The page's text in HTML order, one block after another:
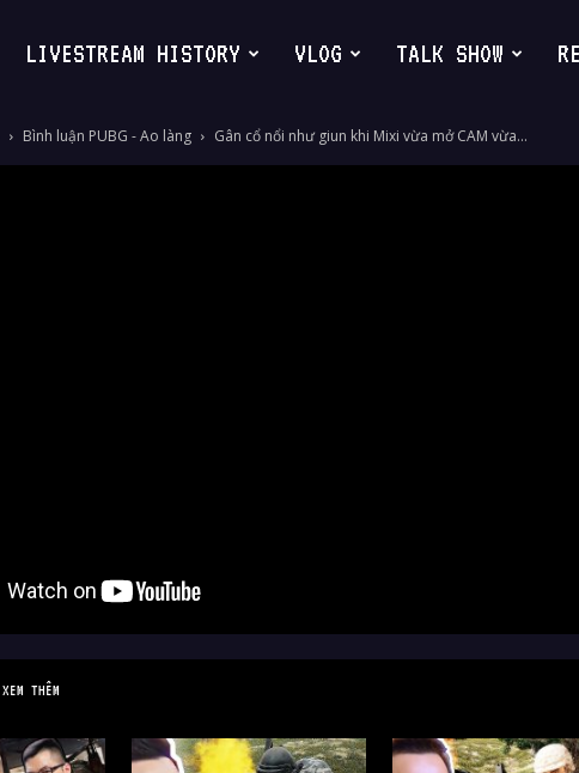
MixiGaming
LIVESTREAM HISTORY VLOG TALK SHOW
Bình luận PUBG - Ao làng Gân cổ nổi như giun khi Mixi vừa mở CAM vừa...
XEM THÊM